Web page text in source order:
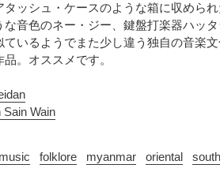
タッシュ・ケースのような箱に収めら
な音色のネー・ジー、鍵盤打楽器ハッ
ているようでまた少し違う独自の音楽
。オススメです。
Sain Wain
folklore myanmar oriental